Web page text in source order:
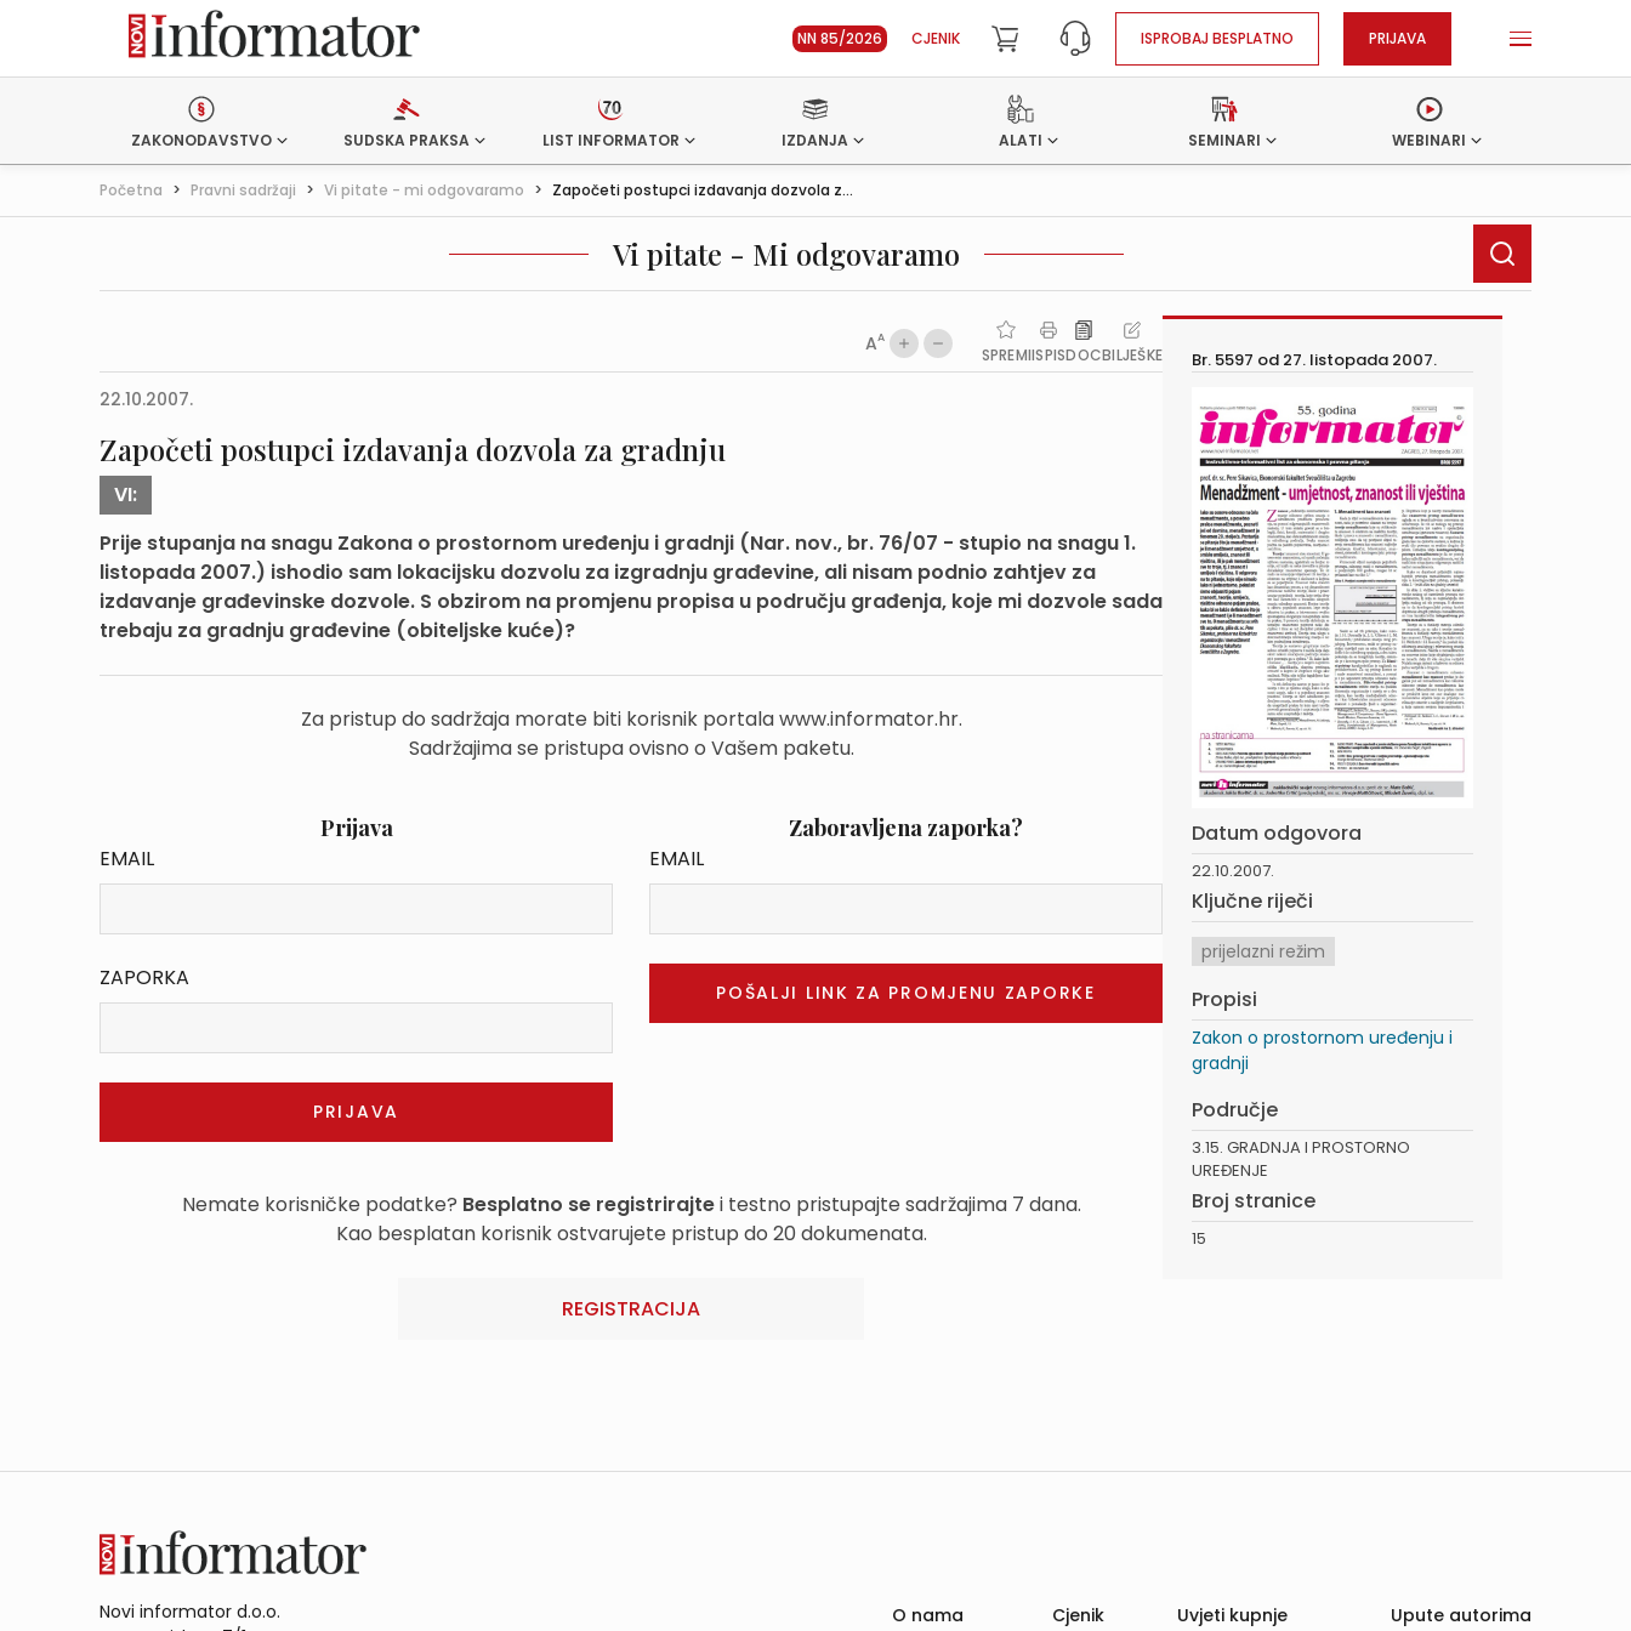
NN 85/2026 CJENIK ISPROBAJ BESPLATNO PRIJAVA
ZAKONODAVSTVO SUDSKA PRAKSA LIST INFORMATOR IZDANJA ALATI SEMINARI WEBINARI
Početna > Pravni sadržaji > Vi pitate - mi odgovaramo > Započeti postupci izdavanja dozvola z...
Vi pitate - Mi odgovaramo
AA
SPREMIISPISDOCBILJEŠKE
22.10.2007.
Započeti postupci izdavanja dozvola za gradnju
VI:
Prije stupanja na snagu Zakona o prostornom uređenju i gradnji (Nar. nov., br. 76/07 - stupio na snagu 1.
listopada 2007.) ishodio sam lokacijsku dozvolu za izgradnju građevine, ali nisam podnio zahtjev za
izdavanje građevinske dozvole. S obzirom na promjenu propisa u području građenja, koje mi dozvole sada
trebaju za gradnju građevine (obiteljske kuće)?
Za pristup do sadržaja morate biti korisnik portala www.informator.hr.
Sadržajima se pristupa ovisno o Vašem paketu.
Prijava
EMAIL
ZAPORKA
Zaboravljena zaporka?
EMAIL
Nemate korisničke podatke? Besplatno se registrirajtei testno pristupajte sadržajima 7 dana.
Kao besplatan korisnik ostvarujete pristup do 20 dokumenata.
REGISTRACIJA
Br. 5597 od 27. listopada 2007.
Datum odgovora
22.10.2007.
Ključne riječi
prijelazni režim
Propisi
Zakon o prostornom uređenju i
gradnji
Područje
3.15. GRADNJA I PROSTORNO
UREĐENJE
Broj stranice
15
Novi informator d.o.o.
O nama Cjenik Uvjeti kupnje Upute autorima